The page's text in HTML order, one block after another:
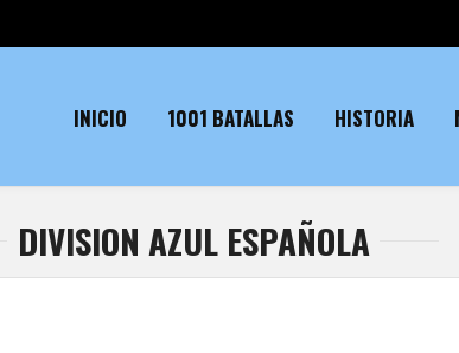
INICIO 1001 BATALLAS HISTORIA
DIVISION AZUL ESPAÑOLA